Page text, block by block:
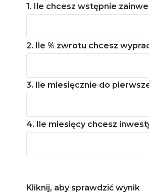
1. Ile chcesz wstępnie
2. Ile % zwrotu chcesz
3. Ile miesięcznie do
4. Ile miesięcy chcesz
Kliknij, aby sprawdzić wynik